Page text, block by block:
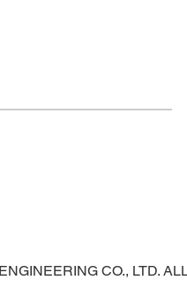
CO., LTD.